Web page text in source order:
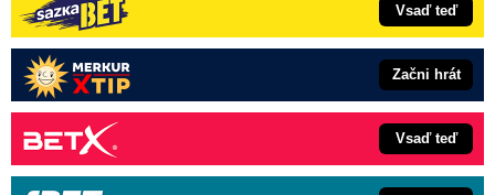
Vsaď teď
Začni hrát
Vsaď teď